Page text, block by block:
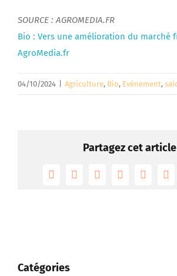
SOURCE : AGROMEDIA.FR
Bio : Vers une amélioration du marché
AgroMedia.fr
04/10/2024 Agriculture, Bio, Evènement,
Partagez cet
FacebookTwitterRedditLinkedInTumblr
Catégories